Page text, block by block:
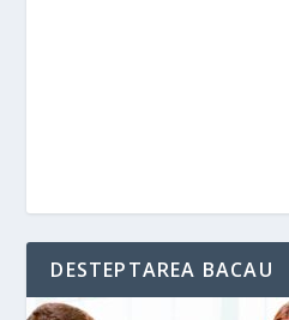
DESTEPTAREA BACAU